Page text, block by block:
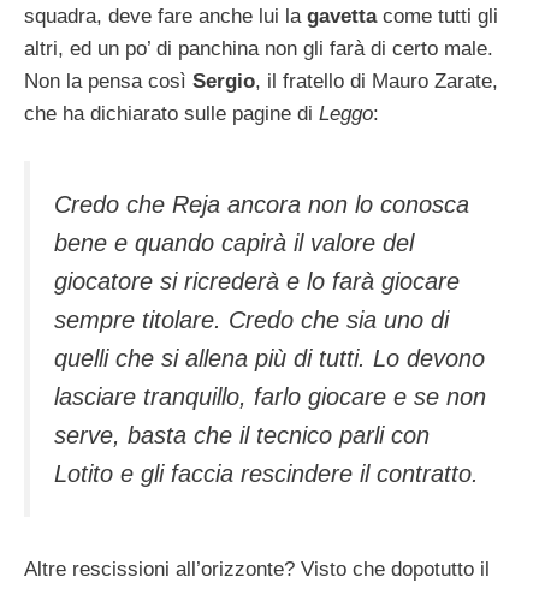
squadra, deve fare anche lui la gavetta come tutti gli
altri, ed un po’ di panchina non gli farà di certo male.
Non la pensa così Sergio, il fratello di Mauro Zarate,
che ha dichiarato sulle pagine di Leggo:
Credo che Reja ancora non lo conosca
bene e quando capirà il valore del
giocatore si ricrederà e lo farà giocare
sempre titolare. Credo che sia uno di
quelli che si allena più di tutti. Lo devono
lasciare tranquillo, farlo giocare e se non
serve, basta che il tecnico parli con
Lotito e gli faccia rescindere il contratto.
Altre rescissioni all’orizzonte? Visto che dopotutto il